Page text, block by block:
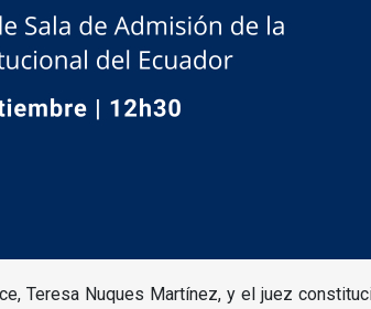
Teresa Nuques Martínez, y el juez